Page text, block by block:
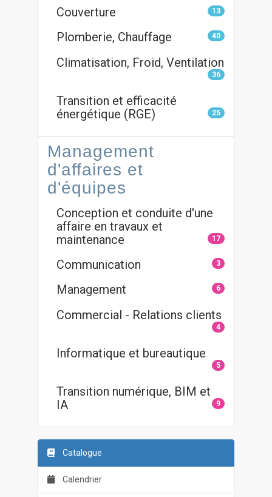
Couverture 13
Plomberie, Chauffage 40
Climatisation, Froid, Ventilation
36
Transition et efficacité
énergétique (RGE)
25
Management
d'affaires et
d'équipes
Conception et conduite d'une
affaire en travaux et
maintenance
17
Communication 3
Management 6
Commercial - Relations clients
4
Informatique et bureautique
5
Transition numérique, BIM et
IA
9
Catalogue
Calendrier